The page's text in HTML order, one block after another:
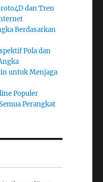
dan Tren
Berdasarkan
Pola dan
untuk Menjaga
Populer
Perangkat